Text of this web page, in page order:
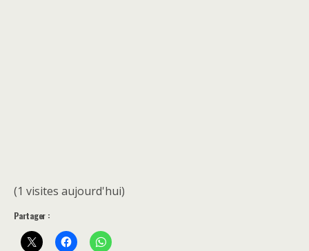
(1 visites aujourd'hui)
Partager :